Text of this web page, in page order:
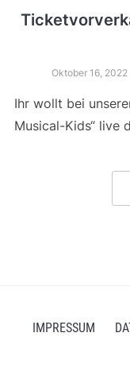
Oktober 16, 2022
Ihr wollt bei
Musical-Kids“ live
IMPRESSUM